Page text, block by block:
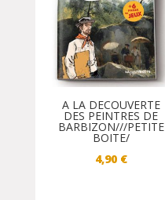
A LA DECOUVERTE
DES PEINTRES DE
BARBIZON///PETITE
BOITE/
4,90 €